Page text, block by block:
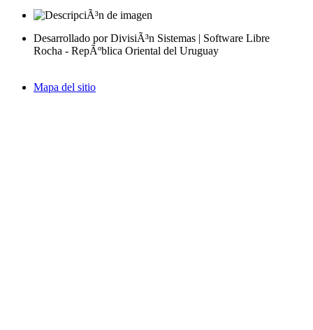
Desarrollado por DivisiÃ³n Sistemas | Software Libre
Rocha - RepÃºblica Oriental del Uruguay
Mapa del sitio